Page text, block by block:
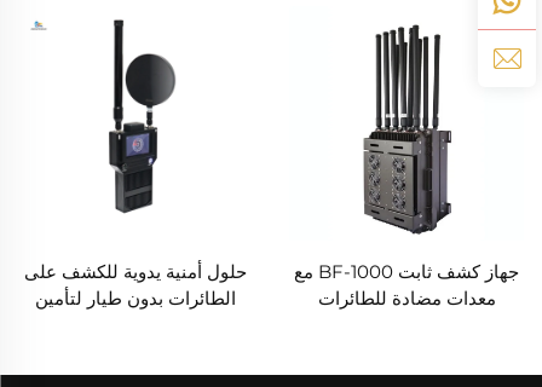
جهاز كشف ثابت BF-1000 مع
معدات مضادة للطائرات
حلول أمنية يدوية للكشف على
الطائرات بدون طيار لتأمين
المحمولة لكشف الطائرات